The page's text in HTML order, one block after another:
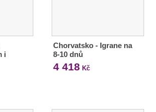
i
Chorvatsko - Igrane na
8-10 dnů
4 418 Kč